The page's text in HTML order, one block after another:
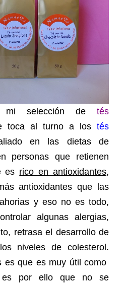
selección de
tés
toca al turno a los tés
en las dietas de
personas que retienen
es rico en antioxidantes,
antioxidantes que las
y eso no es todo,
algunas alergias,
retrasa el desarrollo de
niveles de colesterol.
es que es muy útil como
es por ello que no se